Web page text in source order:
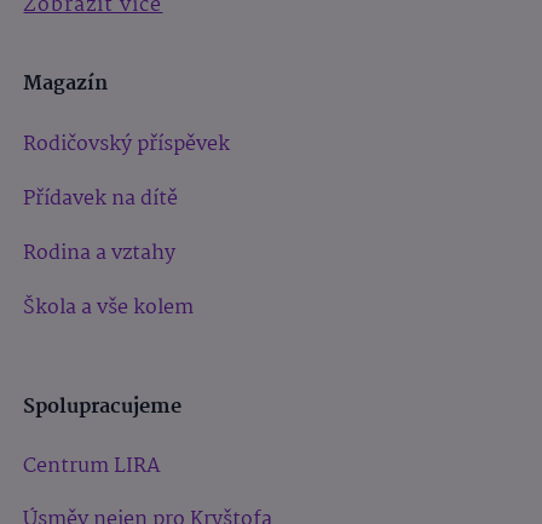
Magazín
Rodičovský příspěvek
Přídavek na dítě
Rodina a vztahy
Škola a vše kolem
Spolupracujeme
Centrum LIRA